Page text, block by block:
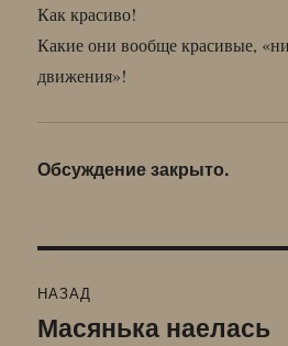
Как красиво!
Какие они вообще красивые,
движения»!
Обсуждение закрыто.
по
НАЗАД
Предыдущая
Масянька наелась